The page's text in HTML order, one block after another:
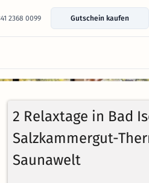
2368 0099 Gutschein kaufen
2 Relaxtage in Bad
Salzkammergut-
Saunawelt